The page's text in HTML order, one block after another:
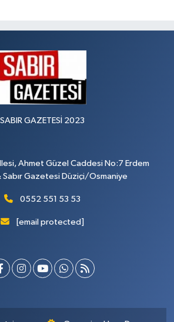
SABIR GAZETESİ 2023
Ahmet Güzel Caddesi No:7 Erdem
Sabır Gazetesi Düziçi/Osmaniye
0552 551 53 53
[email protected]